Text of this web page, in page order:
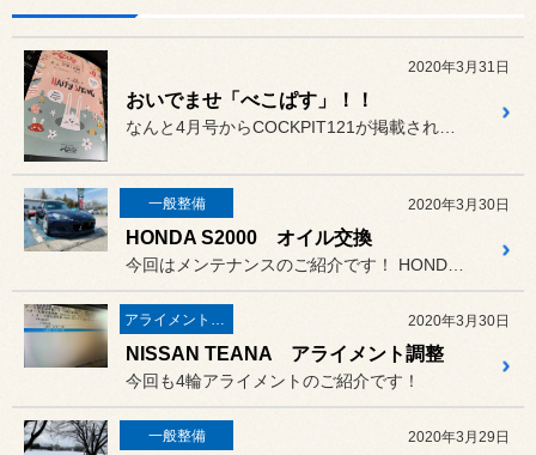
2020年3月31日
おいでませ「べこぱす」！！
一般整備 2020年3月30日
HONDA S2000 オイル交換
今回はメンテナンスのご紹介です！ HONDA S2000 AP1
アライメント調整 2020年3月30日
NISSAN TEANA アライメント調整
今回も4輪アライメントのご紹介です！
一般整備 2020年3月29日